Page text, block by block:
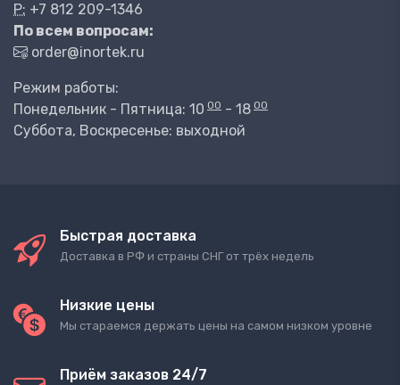
P: +7 812 209-1346
По всем вопросам:
order@inortek.ru
Режим работы:
Понедельник - Пятница: 10 00 - 18 00
Суббота, Воскресенье: выходной
Быстрая доставка
Доставка в РФ и страны СНГ от трёх недель
Низкие цены
Мы стараемся держать цены на самом низком уровне
Приём заказов 24/7